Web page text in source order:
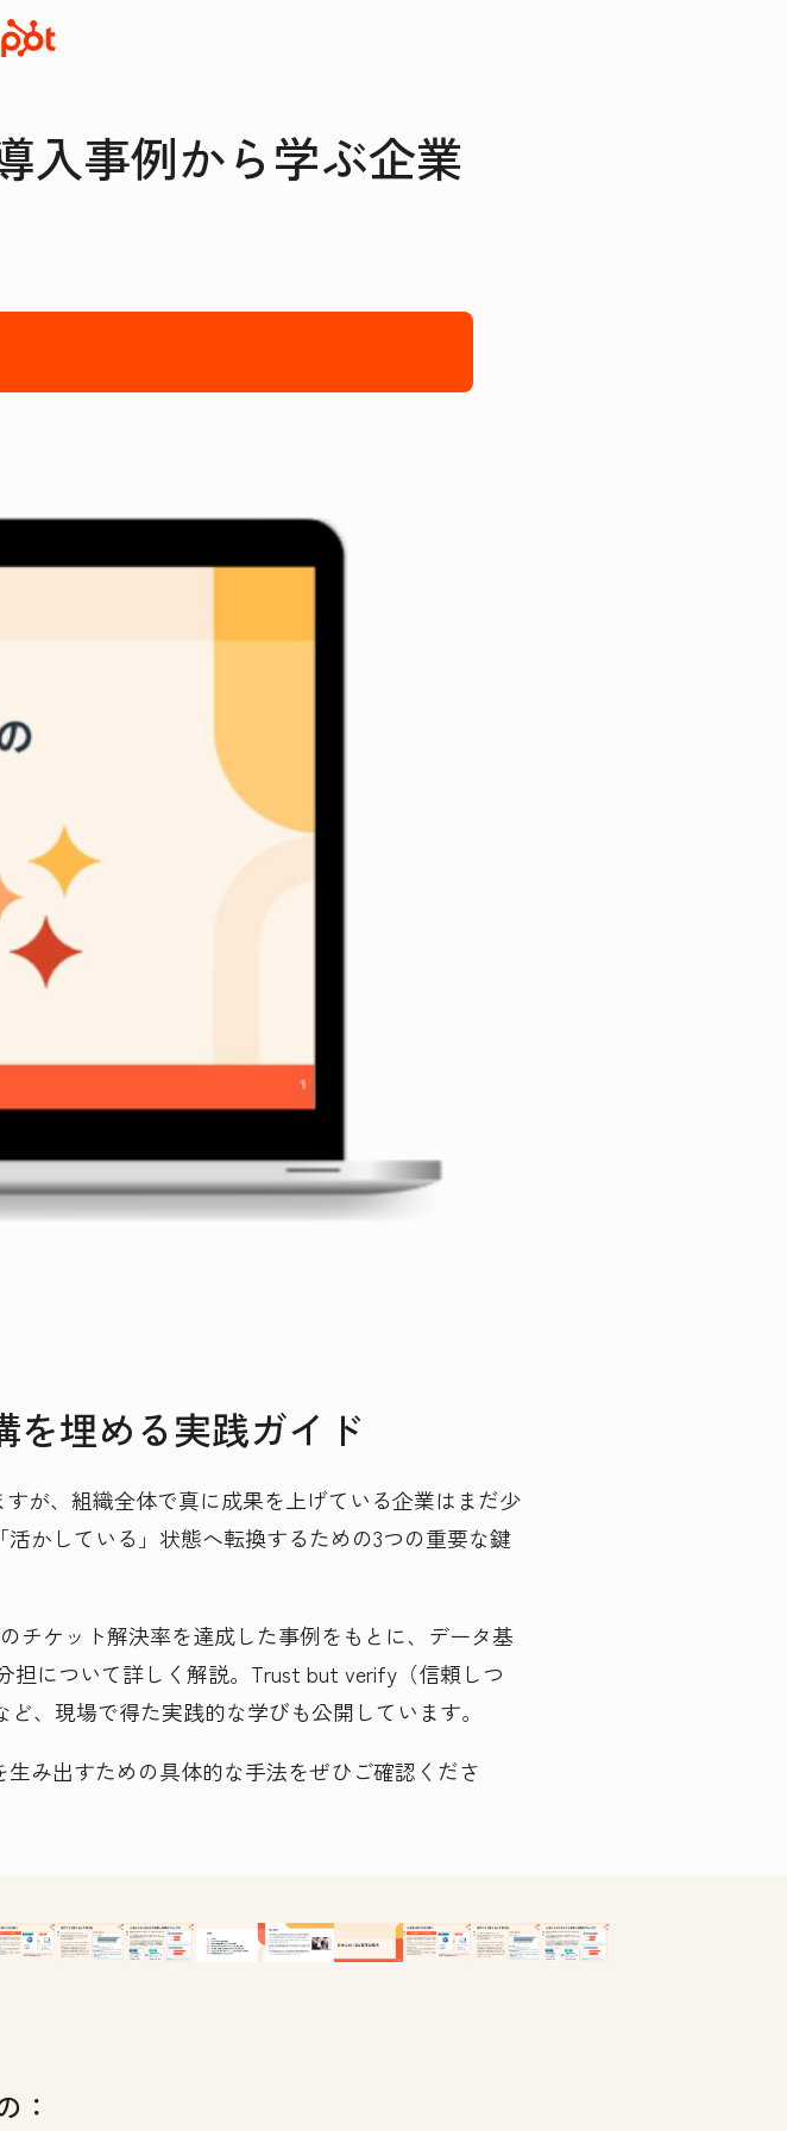
入事例から学ぶ企業
を埋める実践ガイド
が、組織全体で真に成果を上げている企業はまだ少
かしている」状態へ転換するための3つの重要な鍵
チケット解決率を達成した事例をもとに、データ基
担について詳しく解説。Trust but verify（信頼しつ
、現場で得た実践的な学びも公開しています。
み出すための具体的な手法をぜひご確認くださ
：